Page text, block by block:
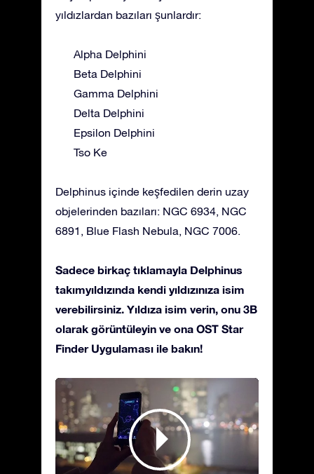
yıldızlardan bazıları şunlardır:
Alpha Delphini
Beta Delphini
Gamma Delphini
Delta Delphini
Epsilon Delphini
Tso Ke
Delphinus içinde keşfedilen derin uzay
objelerinden bazıları: NGC 6934, NGC
6891, Blue Flash Nebula, NGC 7006.
Sadece birkaç tıklamayla Delphinus
takımyıldızında kendi yıldızınıza isim
verebilirsiniz. Yıldıza isim verin, onu 3B
olarak görüntüleyin ve ona OST Star
Finder Uygulaması ile bakın!